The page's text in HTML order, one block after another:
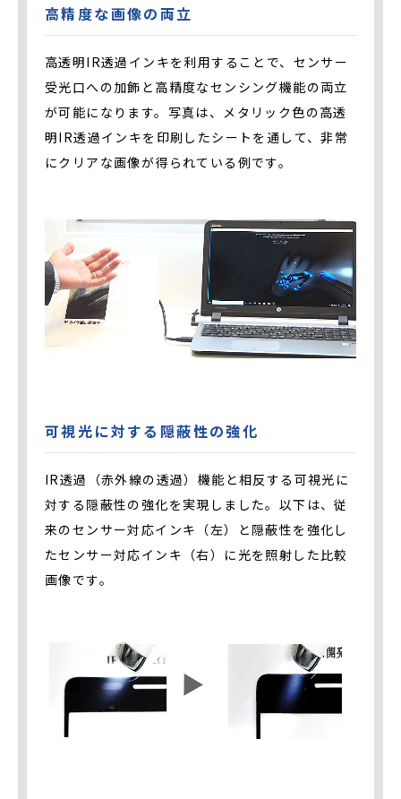
高精度な画像の両立
高透明IR透過インキを利用することで、センサー
受光口への加飾と高精度なセンシング機能の両立
が可能になります。写真は、メタリック色の高透
明IR透過インキを印刷したシートを通して、非常
にクリアな画像が得られている例です。
可視光に対する隠蔽性の強化
IR透過（赤外線の透過）機能と相反する可視光に
対する隠蔽性の強化を実現しました。以下は、従
来のセンサー対応インキ（左）と隠蔽性を強化し
たセンサー対応インキ（右）に光を照射した比較
画像です。